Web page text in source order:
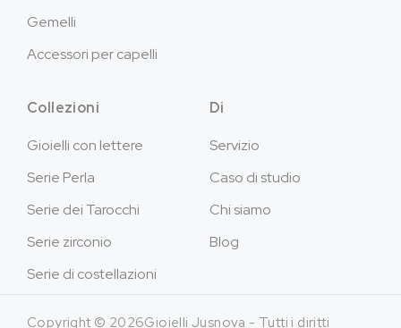
Gemelli
Accessori per capelli
Collezioni
Gioielli con lettere
Serie Perla
Serie dei Tarocchi
Serie zirconio
Serie di costellazioni
Di
Servizio
Caso di studio
Chi siamo
Blog
Copyright © 2026Gioielli Jusnova - Tutti i diritti